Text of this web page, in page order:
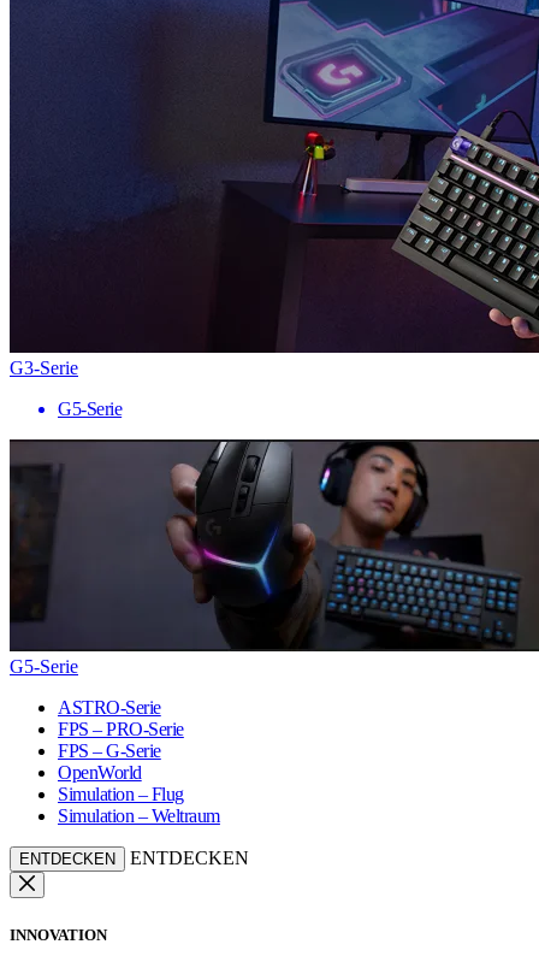
G3-Serie
G5-Serie
G5-Serie
ASTRO-Serie
FPS – PRO-Serie
FPS – G-Serie
OpenWorld
Simulation – Flug
Simulation – Weltraum
ENTDECKEN ENTDECKEN
INNOVATION